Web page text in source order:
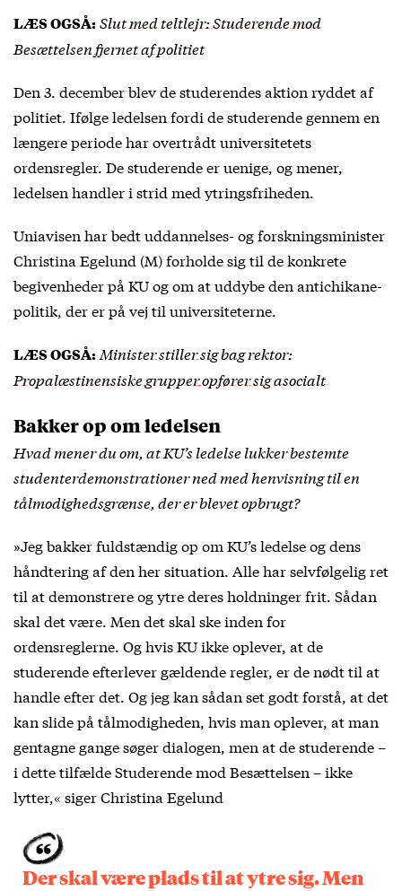
LÆS OGSÅ:Slut med teltlejr: Studerende mod
Besættelsen fjernet af politiet
Den 3. december blev de studerendes aktion ryddet af
politiet. Ifølge ledelsen fordi de studerende gennem en
længere periode har overtrådt universitetets
ordensregler. De studerende er uenige, og mener,
ledelsen handler i strid med ytringsfriheden.
Uniavisen har bedt uddannelses- og forskningsminister
Christina Egelund (M) forholde sig til de konkrete
begivenheder på KU og om at uddybe den antichikane-
politik, der er på vej til universiteterne.
LÆS OGSÅ: Minister stiller sig bag rektor:
Propalæstinensiske grupper opfører sig asocialt
Bakker op om ledelsen
Hvad mener du om, at KU’s ledelse lukker bestemte
studenterdemonstrationer ned med henvisning til en
tålmodighedsgrænse, der er blevet opbrugt?
»Jeg bakker fuldstændig op om KU’s ledelse og dens
håndtering af den her situation. Alle har selvfølgelig ret
til at demonstrere og ytre deres holdninger frit. Sådan
skal det være. Men det skal ske inden for
ordensreglerne. Og hvis KU ikke oplever, at de
studerende efterlever gældende regler, er de nødt til at
handle efter det. Og jeg kan sådan set godt forstå, at det
kan slide på tålmodigheden, hvis man oplever, at man
gentagne gange søger dialogen, men at de studerende –
i dette tilfælde Studerende mod Besættelsen – ikke
lytter,« siger Christina Egelund
Der skal være plads til at ytre sig. Men